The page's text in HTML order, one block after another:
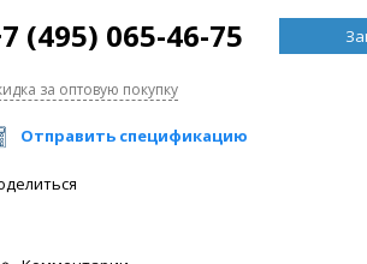
(495) 065-46-75
за оптовую покупку
Отправить спецификацию